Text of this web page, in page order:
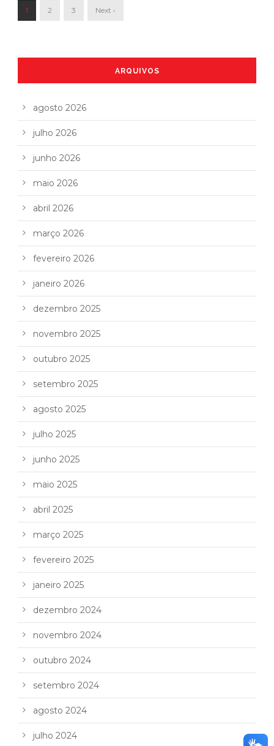
1 2 3 Next ›
ARQUIVOS
agosto 2026
julho 2026
junho 2026
maio 2026
abril 2026
março 2026
fevereiro 2026
janeiro 2026
dezembro 2025
novembro 2025
outubro 2025
setembro 2025
agosto 2025
julho 2025
junho 2025
maio 2025
abril 2025
março 2025
fevereiro 2025
janeiro 2025
dezembro 2024
novembro 2024
outubro 2024
setembro 2024
agosto 2024
julho 2024